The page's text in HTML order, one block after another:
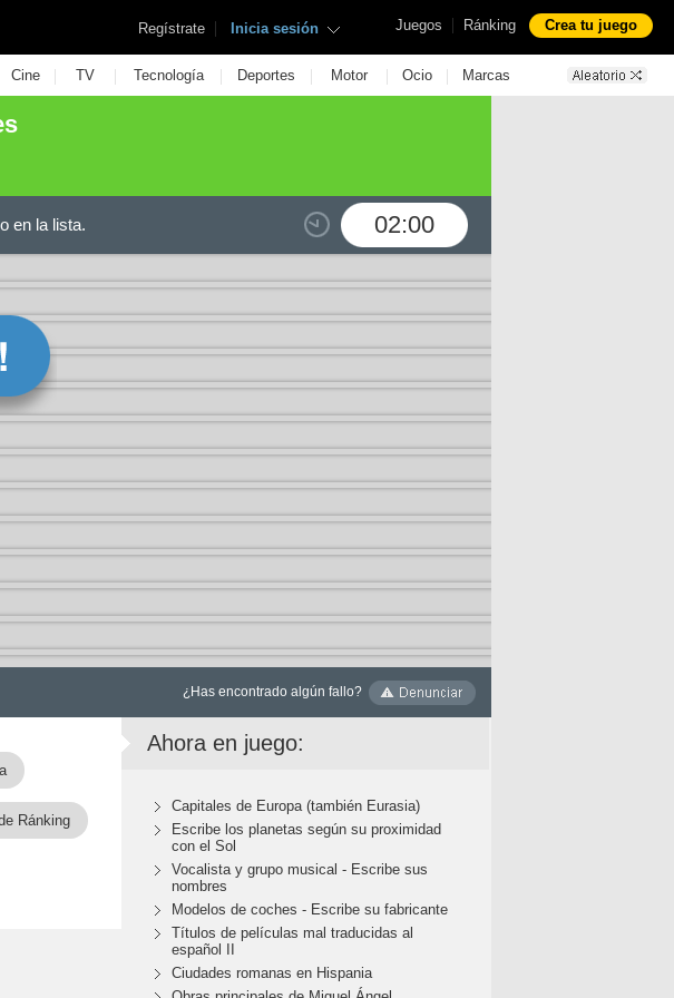
Juegos | Ránking Crea tu juego
Regístrate | Inicia sesión
Cine | TV | Tecnología | Deportes | Motor | Ocio | Marcas
02:00
en la lista.
¿Has encontrado algún fallo?
Ránking
Ahora en juego:
Capitales de Europa (también Eurasia)
Escribe los planetas según su proximidad
con el Sol
Vocalista y grupo musical - Escribe sus
nombres
Modelos de coches - Escribe su fabricante
Títulos de películas mal traducidas al
español II
Ciudades romanas en Hispania